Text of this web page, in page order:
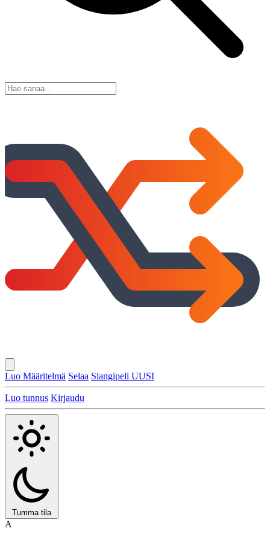
Luo Määritelmä Selaa Slangipeli UUSI
Luo tunnus Kirjaudu
Tumma tila
A